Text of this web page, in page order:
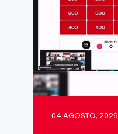
04 AGOSTO, 2026